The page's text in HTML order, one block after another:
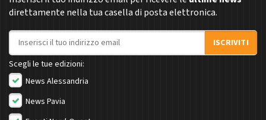
direttamente nella tua casella di posta elettronica.
Indirizzo email
ISCRIVITI
Scegli le tue edizioni:
News Alessandria
News Pavia